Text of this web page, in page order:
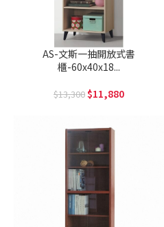
AS-文斯一抽開放式書
櫃-60x40x18...
13,300 11,880